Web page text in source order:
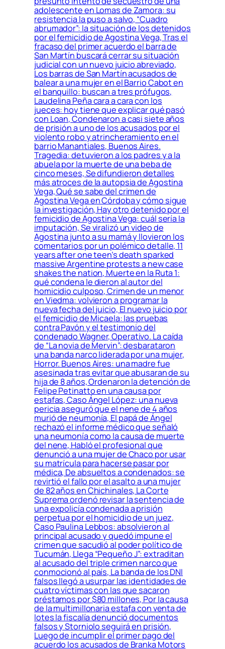
adolescente en Lomas de Zamora: su
resistencia la puso a salvo, “Cuadro
abrumador”: la situación de los detenidos
por el femicidio de Agostina Vega, Tras el
fracaso del primer acuerdo el barra de
San Martín buscará cerrar su situación
judicial con un nuevo juicio abreviado,
Los barras de San Martín acusados de
balear a una mujer en el Barrio Cabot en
el banquillo: buscan a tres prófugos,
Laudelina Peña cara a cara con los
jueces: hoy tiene que explicar qué pasó
con Loan, Condenaron a casi siete años
de prisión a uno de los acusados por el
violento robo y atrincheramiento en el
barrio Manantiales, Buenos Aires.
Tragedia: detuvieron a los padres y a la
abuela por la muerte de una beba de
cinco meses, Se difundieron detalles
más atroces de la autopsia de Agostina
Vega, Qué se sabe del crimen de
Agostina Vega en Córdoba y cómo sigue
la investigación, Hay otro detenido por el
femicidio de Agostina Vega: cuál sería la
imputación, Se viralizó un video de
Agostina junto a su mamá y llovieron los
comentarios por un polémico detalle, 11
years after one teen’s death sparked
massive Argentine protests a new case
shakes the nation, Muerte en la Ruta 1:
qué condena le dieron al autor del
homicidio culposo, Crimen de un menor
en Viedma: volvieron a programar la
nueva fecha del juicio, El nuevo juicio por
el femicidio de Micaela: las pruebas
contra Pavón y el testimonio del
condenado Wagner, Operativo. La caída
de “La novia de Mervin”: desbarataron
una banda narco liderada por una mujer,
Horror. Buenos Aires: una madre fue
asesinada tras evitar que abusaran de su
hija de 8 años, Ordenaron la detención de
Felipe Petinatto en una causa por
estafas, Caso Ángel López: una nueva
pericia aseguró que el nene de 4 años
murió de neumonía, El papá de Ángel
rechazó el informe médico que señaló
una neumonía como la causa de muerte
del nene, Habló el profesional que
denunció a una mujer de Chaco por usar
su matrícula para hacerse pasar por
médica, De absueltos a condenados: se
revirtió el fallo por el asalto a una mujer
de 82 años en Chichinales, La Corte
Suprema ordenó revisar la sentencia de
una expolicía condenada a prisión
perpetua por el homicidio de un juez,
Caso Paulina Lebbos: absolvieron al
principal acusado y quedó impune el
crimen que sacudió al poder político de
Tucumán, Llega “Pequeño J”: extraditan
al acusado del triple crimen narco que
conmocionó al país, La banda de los DNI
falsos llegó a usurpar las identidades de
cuatro víctimas con las que sacaron
préstamos por $80 millones, Por la causa
de la multimillonaria estafa con venta de
lotes la fiscalía denunció documentos
falsos y Storniolo seguirá en prisión,
Luego de incumplir el primer pago del
acuerdo los acusados de Branka Motors